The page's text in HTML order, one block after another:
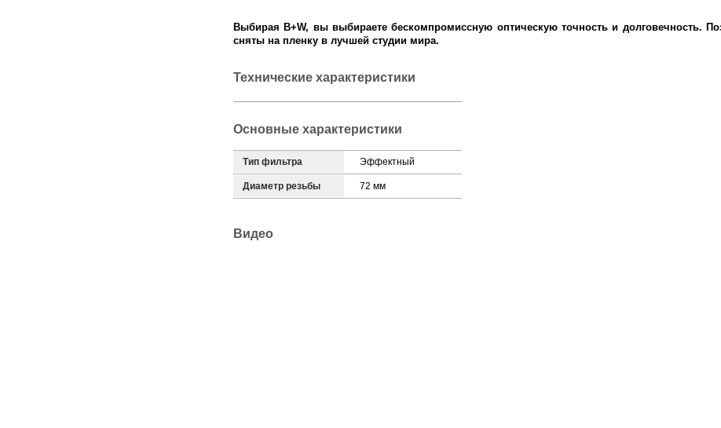
Выбирая B+W, вы выбираете бескомпромиссную оптическую точность и долговечность.
сняты на пленку в лучшей студии мира.
Технические характеристики
Основные характеристики
Тип фильтра Эффектный
Диаметр резьбы 72 мм
Видео